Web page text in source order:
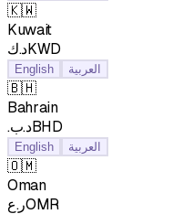
🇰🇼
Kuwait
د.كKWD
English العربية
🇧🇭
Bahrain
.د.بBHD
English العربية
🇴🇲
Oman
ر.عOMR